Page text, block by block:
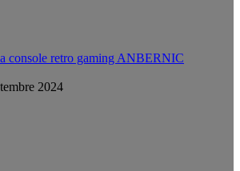
console retro gaming ANBERNIC
2024